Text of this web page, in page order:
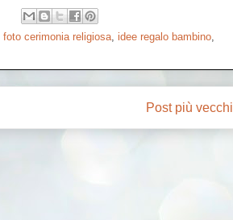
foto cerimonia religiosa, idee regalo bambino,
Post più vecchi